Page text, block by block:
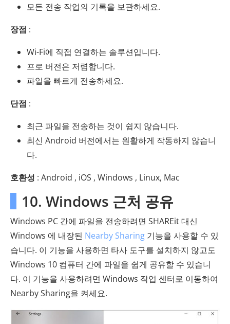
모든 전송 작업의 기록을 보관하세요.
장점 :
Wi-Fi에 직접 연결하는 솔루션입니다.
프로 버전은 저렴합니다.
파일을 빠르게 전송하세요.
단점 :
최근 파일을 전송하는 것이 쉽지 않습니다.
최신 Android 버전에서는 원활하게 작동하지 않습니
다.
호환성 : Android , iOS , Windows , Linux, Mac
10. Windows 근처 공유
Windows PC 간에 파일을 전송하려면 SHAREit 대신
Windows 에 내장된 Nearby Sharing 기능을 사용할 수 있
습니다. 이 기능을 사용하면 타사 도구를 설치하지 않고도
Windows 10 컴퓨터 간에 파일을 쉽게 공유할 수 있습니
다. 이 기능을 사용하려면 Windows 작업 센터로 이동하여
Nearby Sharing을 켜세요.